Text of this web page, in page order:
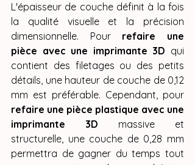
L'épaisseur de couche définit à la fois
la qualité visuelle et la précision
dimensionnelle. Pour refaire une
pièce avec une imprimante 3D qui
contient des filetages ou des petits
détails, une hauteur de couche de 0,12
refaire une pièce plastique avec une
imprimante 3D massive et
structurelle, une couche de 0,28 mm
permettra de gagner du temps tout